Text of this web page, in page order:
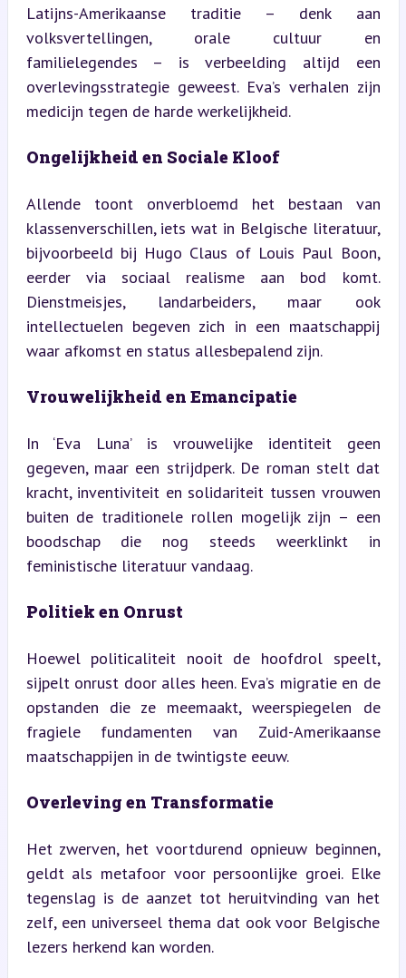
Latijns-Amerikaanse traditie – denk aan
volksvertellingen, orale cultuur en
familielegendes – is verbeelding altijd een
overlevingsstrategie geweest. Eva’s verhalen zijn
medicijn tegen de harde werkelijkheid.
Ongelijkheid en Sociale Kloof
Allende toont onverbloemd het bestaan van
klassenverschillen, iets wat in Belgische literatuur,
bijvoorbeeld bij Hugo Claus of Louis Paul Boon,
eerder via sociaal realisme aan bod komt.
Dienstmeisjes, landarbeiders, maar ook
intellectuelen begeven zich in een maatschappij
waar afkomst en status allesbepalend zijn.
Vrouwelijkheid en Emancipatie
In ‘Eva Luna’ is vrouwelijke identiteit geen
gegeven, maar een strijdperk. De roman stelt dat
kracht, inventiviteit en solidariteit tussen vrouwen
buiten de traditionele rollen mogelijk zijn – een
boodschap die nog steeds weerklinkt in
feministische literatuur vandaag.
Politiek en Onrust
Hoewel politicaliteit nooit de hoofdrol speelt,
sijpelt onrust door alles heen. Eva’s migratie en de
opstanden die ze meemaakt, weerspiegelen de
fragiele fundamenten van Zuid-Amerikaanse
maatschappijen in de twintigste eeuw.
Overleving en Transformatie
Het zwerven, het voortdurend opnieuw beginnen,
geldt als metafoor voor persoonlijke groei. Elke
tegenslag is de aanzet tot heruitvinding van het
zelf, een universeel thema dat ook voor Belgische
lezers herkend kan worden.